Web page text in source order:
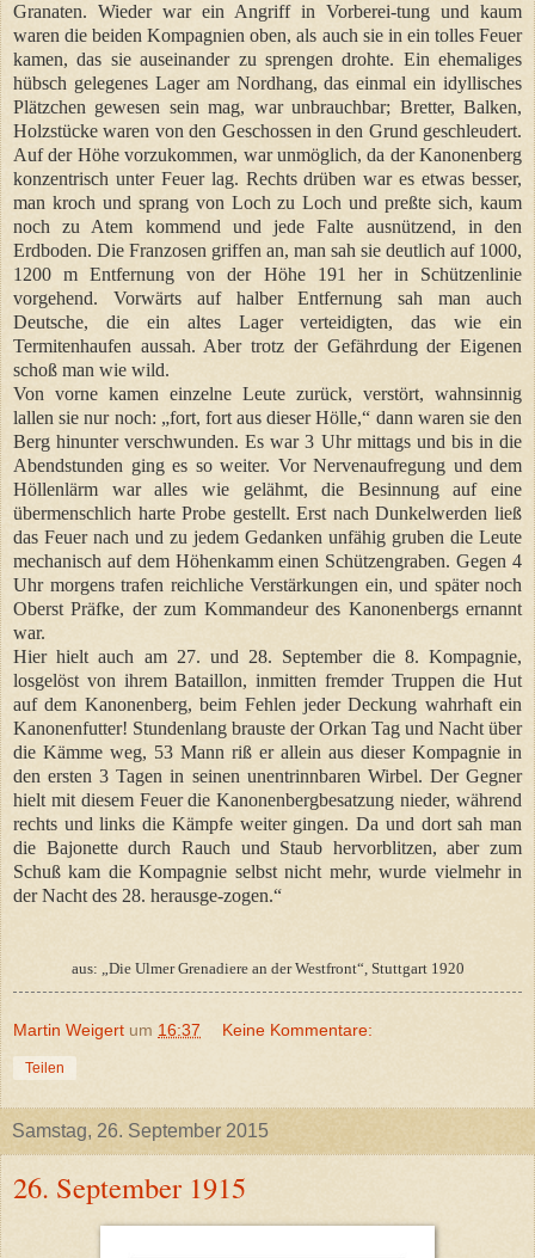
Granaten. Wieder war ein Angriff in Vorberei-tung und kaum
waren die beiden Kompagnien oben, als auch sie in ein tolles Feuer
kamen, das sie auseinander zu sprengen drohte. Ein ehemaliges
hübsch gelegenes Lager am Nordhang, das einmal ein idyllisches
Plätzchen gewesen sein mag, war unbrauchbar; Bretter, Balken,
Holzstücke waren von den Geschossen in den Grund geschleudert.
Auf der Höhe vorzukommen, war unmöglich, da der Kanonenberg
konzentrisch unter Feuer lag. Rechts drüben war es etwas besser,
man kroch und sprang von Loch zu Loch und preßte sich, kaum
noch zu Atem kommend und jede Falte ausnützend, in den
Erdboden. Die Franzosen griffen an, man sah sie deutlich auf 1000,
1200 m Entfernung von der Höhe 191 her in Schützenlinie
vorgehend. Vorwärts auf halber Entfernung sah man auch
Deutsche, die ein altes Lager verteidigten, das wie ein
Termitenhaufen aussah. Aber trotz der Gefährdung der Eigenen
schoß man wie wild.
Von vorne kamen einzelne Leute zurück, verstört, wahnsinnig
lallen sie nur noch: „fort, fort aus dieser Hölle,“ dann waren sie den
Berg hinunter verschwunden. Es war 3 Uhr mittags und bis in die
Abendstunden ging es so weiter. Vor Nervenaufregung und dem
Höllenlärm war alles wie gelähmt, die Besinnung auf eine
übermenschlich harte Probe gestellt. Erst nach Dunkelwerden ließ
das Feuer nach und zu jedem Gedanken unfähig gruben die Leute
mechanisch auf dem Höhenkamm einen Schützengraben. Gegen 4
Uhr morgens trafen reichliche Verstärkungen ein, und später noch
Oberst Präfke, der zum Kommandeur des Kanonenbergs ernannt
war.
Hier hielt auch am 27. und 28. September die 8. Kompagnie,
losgelöst von ihrem Bataillon, inmitten fremder Truppen die Hut
auf dem Kanonenberg, beim Fehlen jeder Deckung wahrhaft ein
Kanonenfutter! Stundenlang brauste der Orkan Tag und Nacht über
die Kämme weg, 53 Mann riß er allein aus dieser Kompagnie in
den ersten 3 Tagen in seinen unentrinnbaren Wirbel. Der Gegner
hielt mit diesem Feuer die Kanonenbergbesatzung nieder, während
rechts und links die Kämpfe weiter gingen. Da und dort sah man
die Bajonette durch Rauch und Staub hervorblitzen, aber zum
Schuß kam die Kompagnie selbst nicht mehr, wurde vielmehr in
der Nacht des 28. herausge-zogen.“
aus: „Die Ulmer Grenadiere an der Westfront“, Stuttgart 1920
Martin Weigert um 16:37 Keine Kommentare:
Teilen
Samstag, 26. September 2015
26. September 1915